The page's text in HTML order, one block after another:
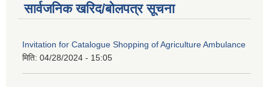
सार्वजनिक खरिद/बोलपत्र सूचना
Invitation for Catalogue Shopping of Agriculture Ambulance
मिति: 04/28/2024 - 15:05